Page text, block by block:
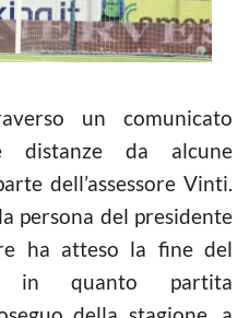
un comunicato
distanze da alcune
dell’assessore Vinti.
persona del presidente
ha atteso la fine del
in quanto partita